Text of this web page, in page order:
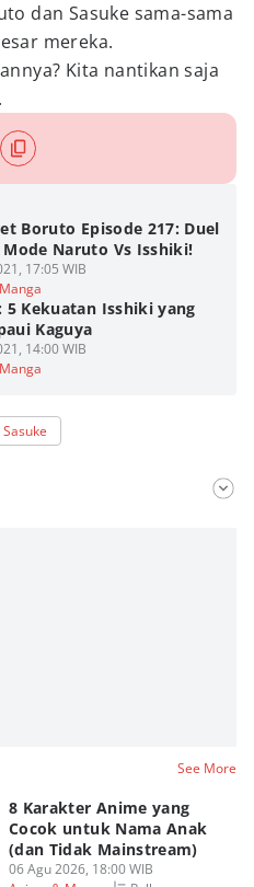
dan Sasuke sama-sama
mereka.
Kita nantikan saja
Boruto Episode 217: Duel
Mode Naruto Vs Isshiki!
17:05 WIB
5 Kekuatan Isshiki yang
Kaguya
14:00 WIB
Sasuke
See More
8 Karakter Anime yang
Cocok untuk Nama Anak
(dan Tidak Mainstream)
06 Agu 2026, 18:00 WIB